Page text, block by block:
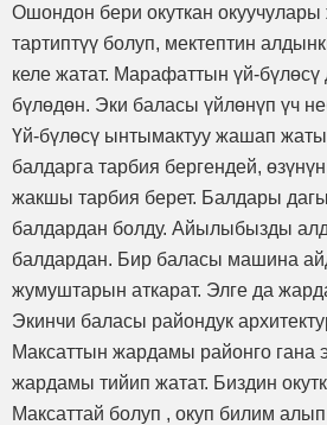
Ошондон бери окуткан
тартиптүү болуп, мектептин
келе жатат. Марафаттын үй-бүлөсү
бүлөдөн. Эки баласы үйлөнүп үч
Үй-бүлөсү ынтымактуу жашап
балдарга тарбия бергендей,
жакшы тарбия берет. Балдары
балдардан болду. Айылыбызды
балдардан. Бир баласы машина
жумуштарын аткарат. Элге да
Экинчи баласы райондук
Максаттын жардамы районго гана
жардамы тийип жатат. Биздин
Максаттай болуп , окуп билим